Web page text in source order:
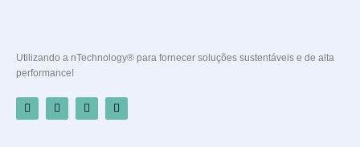
Utilizando a nTechnology® para fornecer soluções sustentáveis e de alta
performance!